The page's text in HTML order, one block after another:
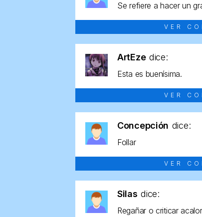
Se refiere a hacer un
VER
ArtEze dice:
Esta es buenísima.
VER
Concepción dice:
Follar
VER
Silas dice:
Regañar o criticar